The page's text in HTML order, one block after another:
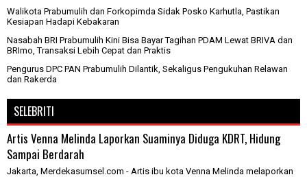
Walikota Prabumulih dan Forkopimda Sidak Posko Karhutla, Pastikan
Kesiapan Hadapi Kebakaran
Nasabah BRI Prabumulih Kini Bisa Bayar Tagihan PDAM Lewat BRIVA dan
BRImo, Transaksi Lebih Cepat dan Praktis
Pengurus DPC PAN Prabumulih Dilantik, Sekaligus Pengukuhan Relawan
dan Rakerda
SELEBRITI
Artis Venna Melinda Laporkan Suaminya Diduga KDRT, Hidung
Sampai Berdarah
Jakarta, Merdekasumsel.com - Artis ibu kota Venna Melinda melaporkan